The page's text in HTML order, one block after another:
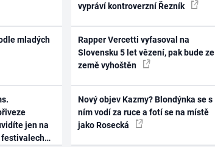
mladých
jen na
vypráví kontroverzní Řezník
Rapper Vercetti vyfasoval na
Slovensku 5 let vězení, pak bude ze
země vyhoštěn
Nový objev Kazmy? Blondýnka se s
ním vodí za ruce a fotí se na místě
jako Rosecká